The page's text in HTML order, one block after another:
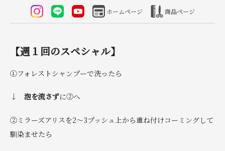
ホームページ
商品ページ
【週１回のスペシャル】
①フォレストシャンプーで洗ったら
↓ 泡を流さずに②へ
②ミラーズアリスを2～3プッシュ上から重ね付けコーミングして
馴染ませたら